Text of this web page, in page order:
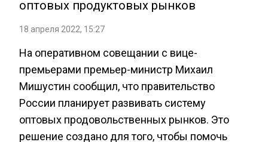
оптовых продуктовых рынков
18 апреля 2022, 15:27
На оперативном совещании с вице-
премьерами премьер-министр Михаил
Мишустин сообщил, что правительство
России планирует развивать систему
оптовых продовольственных рынков. Это
решение создано для того, чтобы помочь